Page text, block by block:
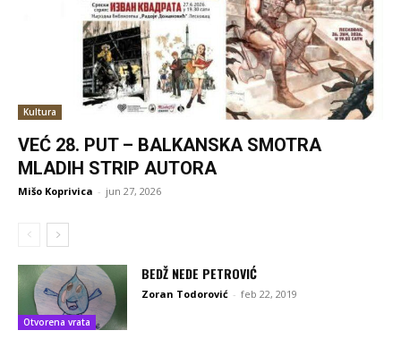
Kultura
VEĆ 28. PUT – BALKANSKA SMOTRA
MLADIH STRIP AUTORA
Mišo Koprivica - jun 27, 2026
Otvorena vrata
BEDŽ NEDE PETROVIĆ
Zoran Todorović - feb 22, 2019